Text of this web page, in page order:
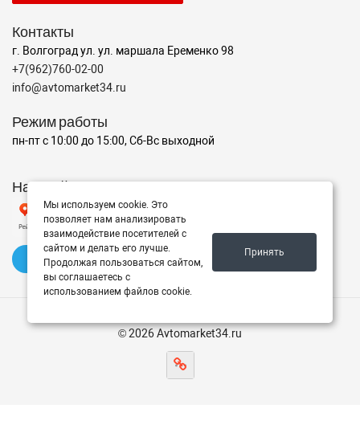
Контакты
г. Волгоград ул. ул. маршала Еременко 98
+7(962)760-02-00
info@avtomarket34.ru
Режим работы
пн-пт с 10:00 до 15:00, Сб-Вс выходной
Наш рейтинг на Яндексе
✍️ Оставить отзыв
© 2026 Avtomarket34.ru
Мы используем cookie. Это
позволяет нам анализировать
взаимодействие посетителей с
сайтом и делать его лучше.
Продолжая пользоваться сайтом,
вы соглашаетесь с
использованием файлов cookie.
Принять